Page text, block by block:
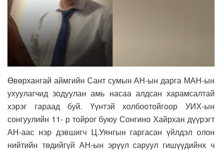
Өвөрхангай аймгийн Сант сумын АН-ын дарга МАН-ын
ухуулагчид зодуулан амь насаа алдсан харамсалтай
хэрэг гараад буй. Үүнтэй холбоотойгоор УИХ-ын
сонгуулийн 11- р тойрог буюу Сонгино Хайрхан дүүрэгт
АН-аас нэр дэвшигч Ц.Уянгын гаргасан үйлдэл олон
нийтийн төдийгүй АН-ын эрүүл саруул гишүүдийнх ч